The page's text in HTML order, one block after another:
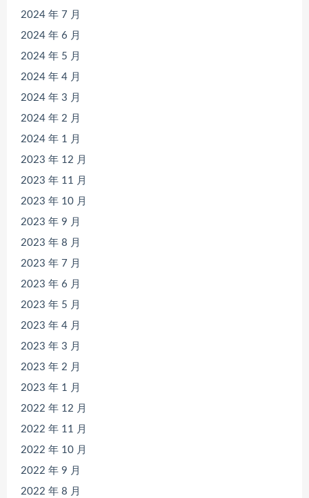
2024 年 7 月
2024 年 6 月
2024 年 5 月
2024 年 4 月
2024 年 3 月
2024 年 2 月
2024 年 1 月
2023 年 12 月
2023 年 11 月
2023 年 10 月
2023 年 9 月
2023 年 8 月
2023 年 7 月
2023 年 6 月
2023 年 5 月
2023 年 4 月
2023 年 3 月
2023 年 2 月
2023 年 1 月
2022 年 12 月
2022 年 11 月
2022 年 10 月
2022 年 9 月
2022 年 8 月